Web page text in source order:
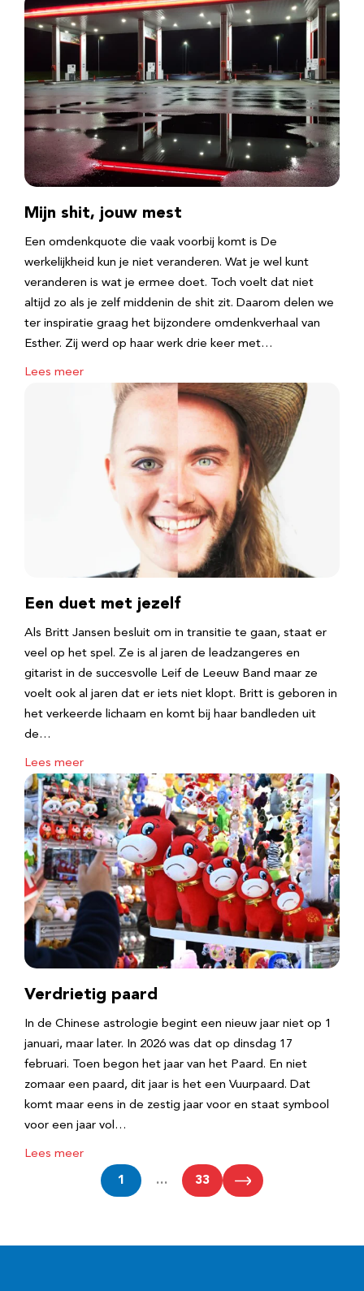
Mijn shit, jouw mest
Een omdenkquote die vaak voorbij komt is De
werkelijkheid kun je niet veranderen. Wat je wel kunt
veranderen is wat je ermee doet. Toch voelt dat niet
altijd zo als je zelf middenin de shit zit. Daarom delen we
ter inspiratie graag het bijzondere omdenkverhaal van
Esther. Zij werd op haar werk drie keer met…
Lees meer
Een duet met jezelf
Als Britt Jansen besluit om in transitie te gaan, staat er
veel op het spel. Ze is al jaren de leadzangeres en
gitarist in de succesvolle Leif de Leeuw Band maar ze
voelt ook al jaren dat er iets niet klopt. Britt is geboren in
het verkeerde lichaam en komt bij haar bandleden uit
de…
Lees meer
Verdrietig paard
In de Chinese astrologie begint een nieuw jaar niet op 1
januari, maar later. In 2026 was dat op dinsdag 17
februari. Toen begon het jaar van het Paard. En niet
zomaar een paard, dit jaar is het een Vuurpaard. Dat
komt maar eens in de zestig jaar voor en staat symbool
voor een jaar vol…
Lees meer
1 … 33